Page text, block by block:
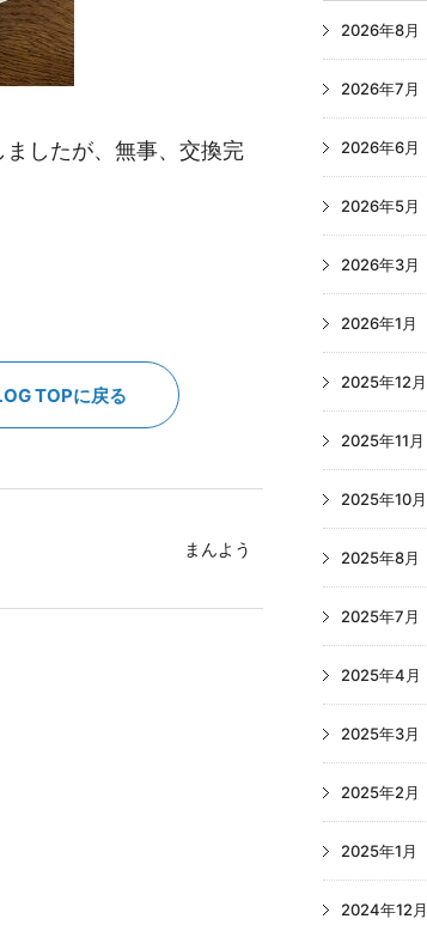
したが、無事、交換完
TOPに戻る
まんよう
2026年8月
2026年7月
2026年6月
2026年5月
2026年3月
2026年1月
2025年12月
2025年11月
2025年10月
2025年8月
2025年7月
2025年4月
2025年3月
2025年2月
2025年1月
2024年12月